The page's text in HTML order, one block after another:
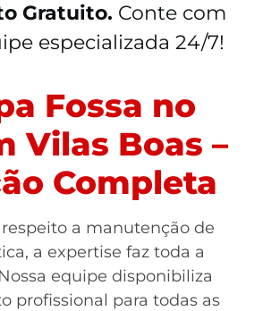
Gratuito. Conte com
especializada 24/7!
Fossa no
Vilas Boas –
Completa
a manutenção de
a expertise faz toda a
equipe disponibiliza
profissional para todas as